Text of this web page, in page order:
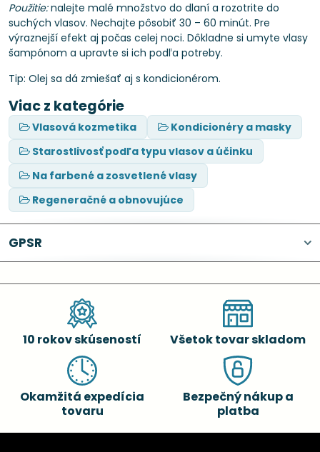
Použitie:nalejte malé množstvo do dlaní a rozotrite do
suchých vlasov. Nechajte pôsobiť 30 – 60 minút. Pre
výraznejší efekt aj počas celej noci. Dôkladne si umyte vlasy
šampónom a upravte si ich podľa potreby.
Tip: Olej sa dá zmiešať aj s kondicionérom.
Viac z kategórie
Vlasová kozmetika
Kondicionéry a masky
Starostlivosť podľa typu vlasov a účinku
Na farbené a zosvetlené vlasy
Regeneračné a obnovujúce
GPSR
10 rokov skúseností Všetok tovar skladom
Okamžitá expedícia
tovaru
Bezpečný nákup a
platba